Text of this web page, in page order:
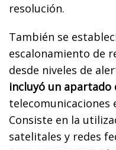
resolución.
También se
escalonamiento de
desde niveles de
incluyó un
telecomunicaciones
Consiste en la
satelitales y redes